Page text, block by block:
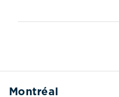
Montréal